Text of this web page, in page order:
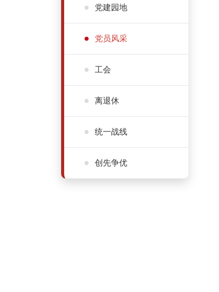
党建园地
党员风采
工会
离退休
统一战线
创先争优